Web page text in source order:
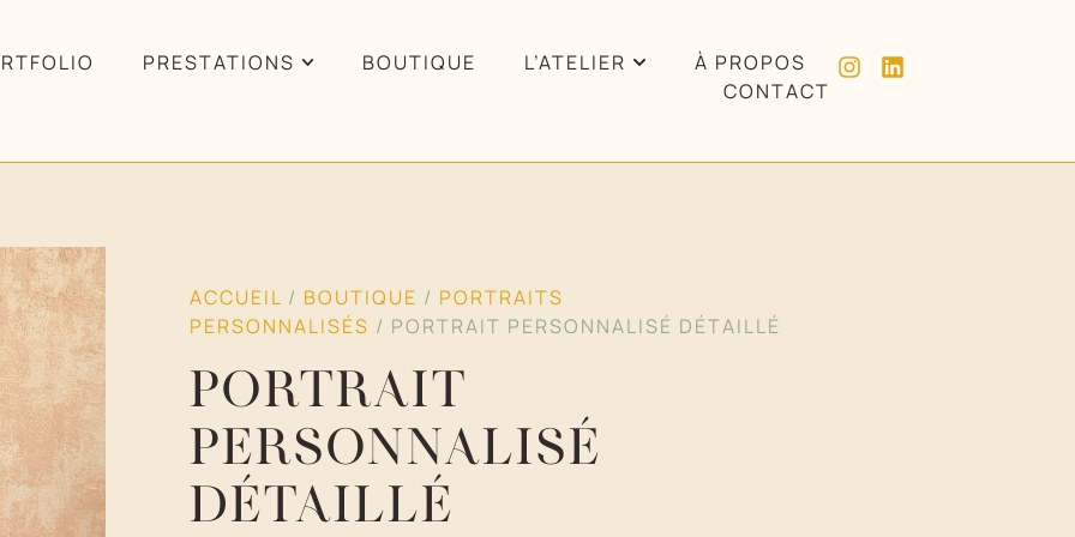
PRESTATIONS BOUTIQUE L’ATELIER
À PROPOS
CONTACT
ACCUEIL / BOUTIQUE / PORTRAITS
PERSONNALISÉS / PORTRAIT PERSONNALISÉ DÉTAILLÉ
PORTRAIT
PERSONNALISÉ
DÉTAILLÉ